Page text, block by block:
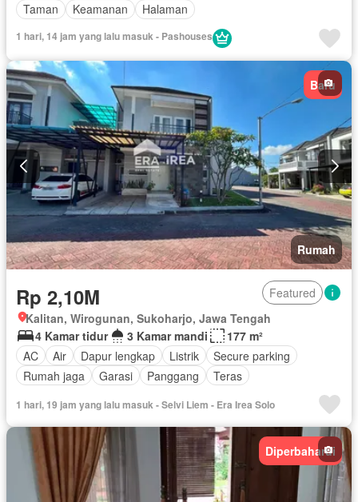
Taman
Keamanan Halaman
1 hari, 14 jam yang lalu masuk - Pashouses
Baru
Rumah
Rp 2,10M
Featured
Kalitan, Wirogunan, Sukoharjo, Jawa Tengah
4 Kamar tidur
3 Kamar mandi
177 m²
AC
Air Dapur lengkap Listrik
Secure parking
Rumah jaga
Garasi Panggang Teras
1 hari, 19 jam yang lalu masuk - Selvi Liem - Era Irea Solo
Diperbaharui